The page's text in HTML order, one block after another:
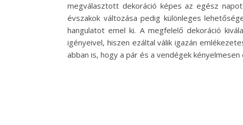
megválasztott dekoráció képes az egész
évszakok változása pedig különleges
hangulatot emel ki. A megfelelő dekoráció
igényeivel, hiszen ezáltal válik igazán
abban is, hogy a pár és a vendégek